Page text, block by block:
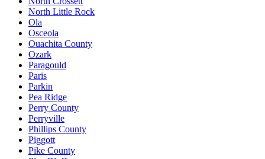
North Little Rock
Ola
Osceola
Ouachita County
Ozark
Paragould
Paris
Parkin
Pea Ridge
Perry County
Perryville
Phillips County
Piggott
Pike County